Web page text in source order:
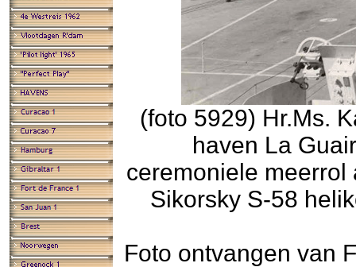
(foto 5929) Hr.Ms.
haven La
ceremoniele
Sikorsky S-58
Foto ontvangen van